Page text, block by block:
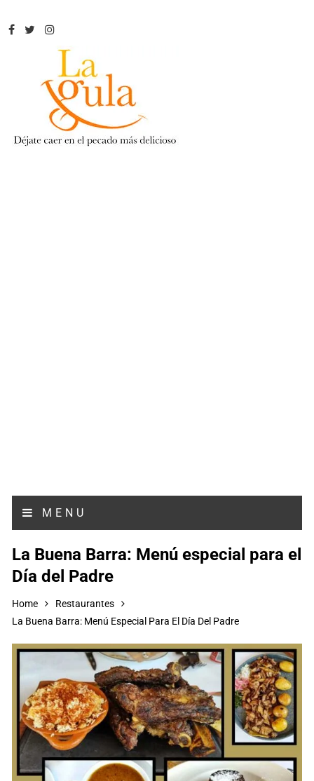
MENU
La Buena Barra: Menú especial para el
Día del Padre
Home
Restaurantes
La Buena Barra: Menú Especial Para El Día Del Padre